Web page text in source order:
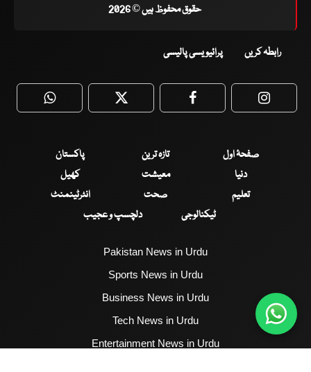
حقوق محفوظ ہیں © 2026
رابطہ کریں پرائیویسی پالیسی
WhatsApp Twitter Facebook
صفحۂ اول تازہ ترین
پاکستان
دنیا
معیشت
کھیل
تعلیم
صحت
انٹرٹینمنٹ
ٹیکنالوجی
دلچسپ و عجیب
Pakistan News in Urdu
Sports News in Urdu
Business News in Urdu
Tech News in Urdu
Entertainment News in Urdu